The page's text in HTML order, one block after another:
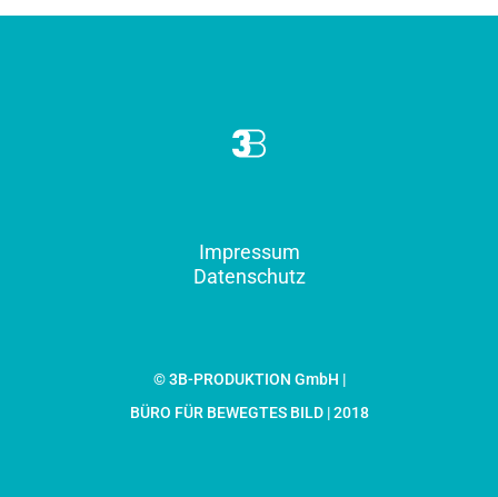
Impressum
Datenschutz
© 3B-PRODUKTION GmbH |
BÜRO FÜR BEWEGTES BILD | 2018